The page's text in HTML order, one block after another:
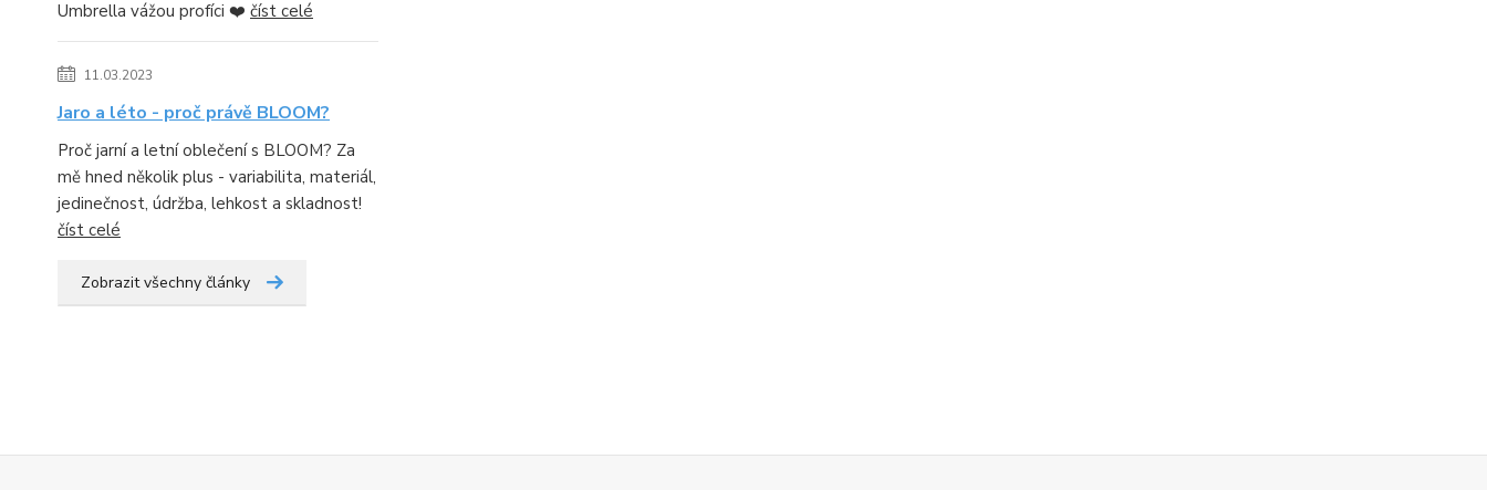
Umbrella vážou profíci ❤️ číst celé
11.03.2023
Jaro a léto - proč právě BLOOM?
Proč jarní a letní oblečení s BLOOM? Za
mě hned několik plus - variabilita, materiál,
jedinečnost, údržba, lehkost a skladnost!
číst celé
Zobrazit všechny články